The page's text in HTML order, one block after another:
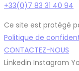
+33(0)7 83 31 40 94
Ce site est protégé
Politique de
CONTACTEZ-NOUS
Linkedin Instagram